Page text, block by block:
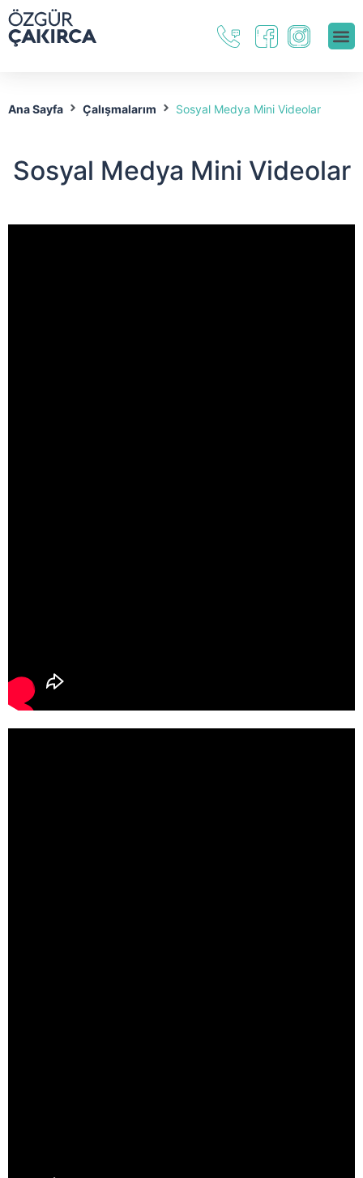
Ana Sayfa Çalışmalarım Sosyal Medya Mini Videolar
Sosyal Medya Mini Videolar